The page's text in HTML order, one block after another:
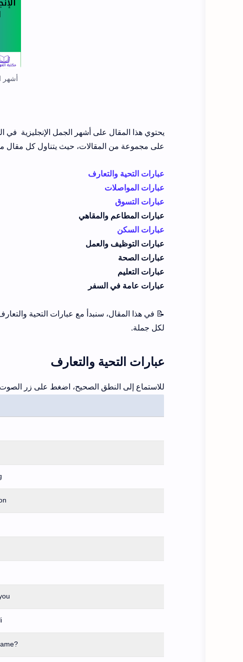
أشهر
يحتوي هذا المقال على أشهر الجمل الإنجليزية
على مجموعة من المقالات، حيث يتناول كل مقال
عبارات التحية والتعارف
عبارات المواصلات
عبارات التسوق
عبارات المطاعم والمقاهي
عبارات السكن
عبارات التوظيف والعمل
عبارات الصحة
عبارات التعليم
عبارات عامة في السفر
📝 في هذا المقال، سنبدأ مع عبارات التحية
لكل جملة.
عبارات التحية والتعارف
للاستماع إلى النطق الصحيح، اضغط على زر الصوت
?What's your name